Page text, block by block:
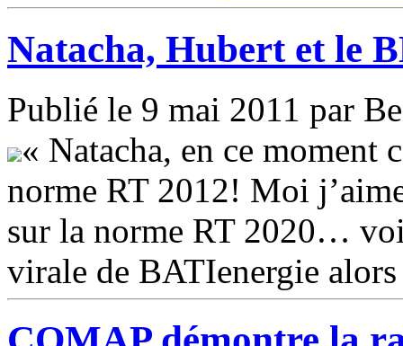
Natacha, Hubert et le
Publié le 9 mai 2011 par
« Natacha, en ce moment
norme RT 2012! Moi
sur la norme RT 2020…
virale de BATIenergie